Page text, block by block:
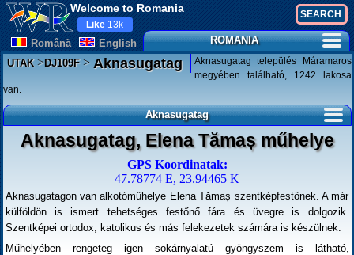
Welcome to Romania
Românã English
Like 13k
ROMANIA
UTAK>DJ109F>Aknasugatag
Aknasugatag település Máramaros
megyében található, 1242 lakosa
van.
Aknasugatag
Aknasugatag, Elena Tămaș műhelye
GPS Koordinatak:
47.78774 E, 23.94465 K
Aknasugatagon van alkotóműhelye Elena Tămaș szentképfestőnek. A már
külföldön is ismert tehetséges festőnő fára és üvegre is dolgozik.
Szentképei ortodox, katolikus és más felekezetek számára is készülnek.
Műhelyében rengeteg igen sokárnyalatú gyöngyszem is látható,